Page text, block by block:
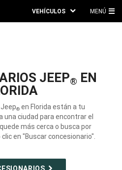
VEHÍCULOS MENÚ
JEEP® EN
® en Florida están a tu
una ciudad para encontrar el
más cerca o busca por
en "Buscar concesionario".